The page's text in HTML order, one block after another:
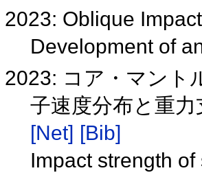
2023: Oblique
Development of
2023: コア・マント
⼦速度分布と重
[Net] [Bib]
Impact strength